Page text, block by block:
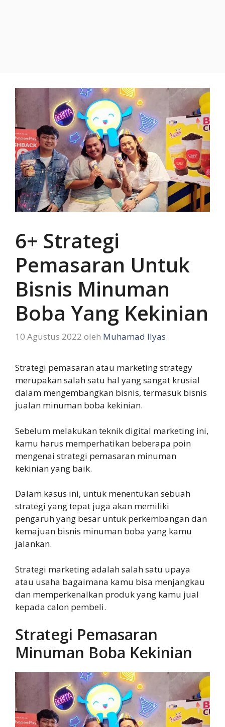
6+ Strategi
Pemasaran Untuk
Bisnis Minuman
Boba Yang Kekinian
10 Agustus 2022 oleh Muhamad Ilyas
Strategi pemasaran atau marketing strategy
merupakan salah satu hal yang sangat krusial
dalam mengembangkan bisnis, termasuk bisnis
jualan minuman boba kekinian.
Sebelum melakukan teknik digital marketing ini,
kamu harus memperhatikan beberapa poin
mengenai strategi pemasaran minuman
kekinian yang baik.
Dalam kasus ini, untuk menentukan sebuah
strategi yang tepat juga akan memiliki
pengaruh yang besar untuk perkembangan dan
kemajuan bisnis minuman boba yang kamu
jalankan.
Strategi marketing adalah salah satu upaya
atau usaha bagaimana kamu bisa menjangkau
dan memperkenalkan produk yang kamu jual
kepada calon pembeli.
Strategi Pemasaran
Minuman Boba Kekinian